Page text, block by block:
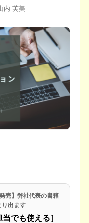
内 芙美
売】弊社代表の書籍
り出ます
当でも使える］